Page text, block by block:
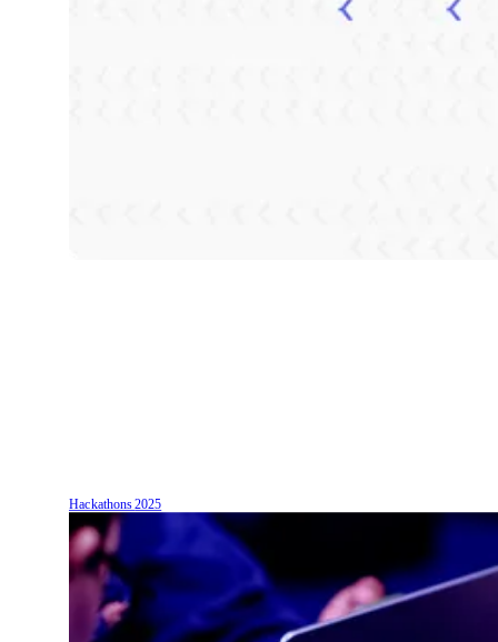
Hackathons2025